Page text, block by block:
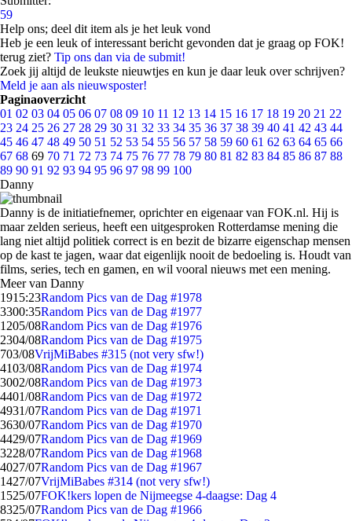
59
Help ons; deel dit item als je het leuk vond
Heb je een leuk of interessant bericht gevonden dat je graag op FOK!
terug ziet? Tip ons dan via de submit!
Zoek jij altijd de leukste nieuwtjes en kun je daar leuk over schrijven?
Meld je aan als nieuwsposter!
Paginaoverzicht
01 02 03 04 05 06 07 08 09 10 11 12 13 14 15 16 17 18 19 20 21 22
23 24 25 26 27 28 29 30 31 32 33 34 35 36 37 38 39 40 41 42 43 44
45 46 47 48 49 50 51 52 53 54 55 56 57 58 59 60 61 62 63 64 65 66
67 68 69 70 71 72 73 74 75 76 77 78 79 80 81 82 83 84 85 86 87 88
89 90 91 92 93 94 95 96 97 98 99 100
Danny
Danny is de initiatiefnemer, oprichter en eigenaar van FOK.nl. Hij is
maar zelden serieus, heeft een uitgesproken Rotterdamse mening die
lang niet altijd politiek correct is en bezit de bizarre eigenschap mensen
op de kast te jagen, waar dat eigenlijk nooit de bedoeling is. Houdt van
films, series, tech en gamen, en wil vooral nieuws met een mening.
Meer van Danny
1915:23Random Pics van de Dag #1978
3300:35Random Pics van de Dag #1977
1205/08Random Pics van de Dag #1976
2304/08Random Pics van de Dag #1975
703/08VrijMiBabes #315 (not very sfw!)
4103/08Random Pics van de Dag #1974
3002/08Random Pics van de Dag #1973
4401/08Random Pics van de Dag #1972
4931/07Random Pics van de Dag #1971
3630/07Random Pics van de Dag #1970
4429/07Random Pics van de Dag #1969
3228/07Random Pics van de Dag #1968
4027/07Random Pics van de Dag #1967
1427/07VrijMiBabes #314 (not very sfw!)
1525/07FOK!kers lopen de Nijmeegse 4-daagse: Dag 4
8325/07Random Pics van de Dag #1966